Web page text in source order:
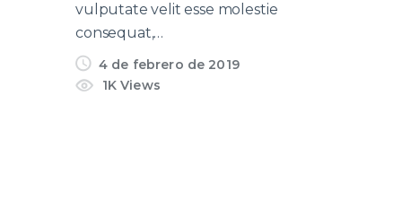
vulputate velit esse molestie
consequat,…
4 de febrero de 2019
1K Views